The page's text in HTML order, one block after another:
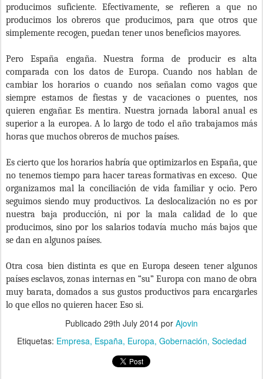
producimos suficiente. Efectivamente, se refieren a que no
producimos los obreros que producimos, para que otros que
simplemente recogen, puedan tener unos beneficios mayores.
Pero España engaña. Nuestra forma de producir es alta
comparada con los datos de Europa. Cuando nos hablan de
cambiar los horarios o cuando nos señalan como vagos que
siempre estamos de fiestas y de vacaciones o puentes, nos
quieren engañar. Es mentira. Nuestra jornada laboral anual es
superior a la europea. A lo largo de todo el año trabajamos más
horas que muchos obreros de muchos países.
Es cierto que los horarios habría que optimizarlos en España, que
no tenemos tiempo para hacer tareas formativas en exceso. Que
organizamos mal la conciliación de vida familiar y ocio. Pero
seguimos siendo muy productivos. La deslocalización no es por
nuestra baja producción, ni por la mala calidad de lo que
producimos, sino por los salarios todavía mucho más bajos que
se dan en algunos países.
Otra cosa bien distinta es que en Europa deseen tener algunos
países esclavos, zonas internas en “su” Europa con mano de obra
muy barata, domados a sus gustos productivos para encargarles
lo que ellos no quieren hacer. Eso si.
Publicado 29th July 2014 por Ajovin
Etiquetas: Empresa España Europa Gobernación Sociedad